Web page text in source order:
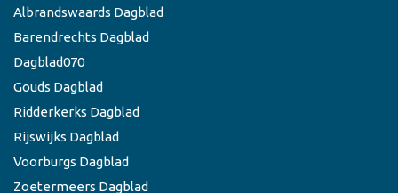
Albrandswaards Dagblad
Barendrechts Dagblad
Dagblad070
Gouds Dagblad
Ridderkerks Dagblad
Rijswijks Dagblad
Voorburgs Dagblad
Zoetermeers Dagblad